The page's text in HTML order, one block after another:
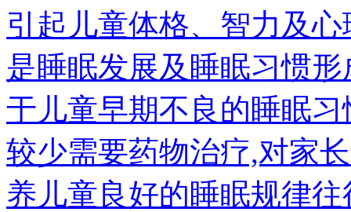
引起儿童体格、智力及
是睡眠发展及睡眠习惯
于儿童早期不良的睡眠
较少需要药物治疗,对家
养儿童良好的睡眠规律